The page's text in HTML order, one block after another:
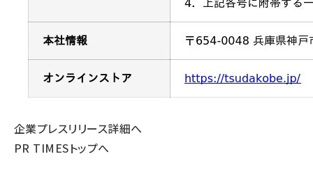
企業プレスリリース詳細へ
PR TIMESトップへ